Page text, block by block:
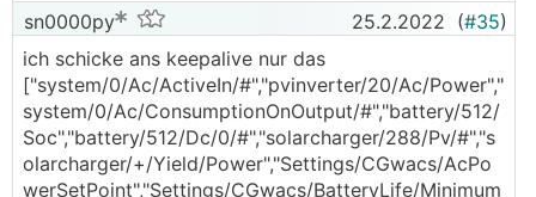
sn0000py 25.2.2022 (#35)
ich schicke ans keepalive nur das
["system/0/Ac/ActiveIn/#","pvinverter/20/Ac/Power","
system/0/Ac/ConsumptionOnOutput/#","battery/512/
Soc","battery/512/Dc/0/#","solarcharger/288/Pv/#","s
olarcharger/+/Yield/Power","Settings/CGwacs/AcPo
werSetPoint","Settings/CGwacs/BatteryLife/Minimum